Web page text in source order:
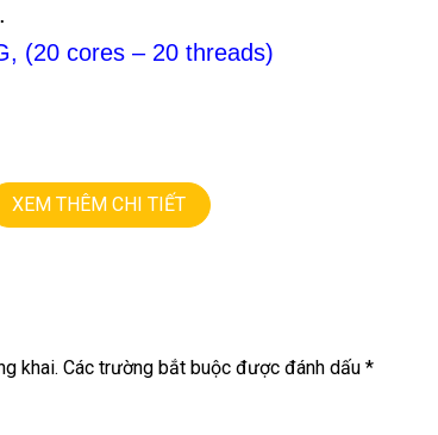
(20 cores – 20 threads)
LƯỢNG • GIÁ TỐT💻
XEM THÊM CHI TIẾT
khai. Các trường bắt buộc được đánh dấu *